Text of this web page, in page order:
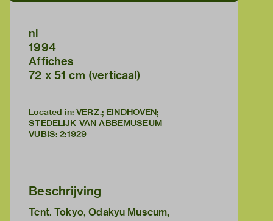
nl
1994
Affiches
72 x 51 cm (verticaal)
Located in: VERZ.; EINDHOVEN;
STEDELIJK VAN ABBEMUSEUM
VUBIS: 2:1929
Beschrijving
Tent. Tokyo, Odakyu Museum,